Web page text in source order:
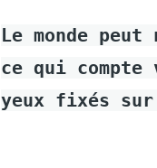
Le monde
ce qui
yeux fixés